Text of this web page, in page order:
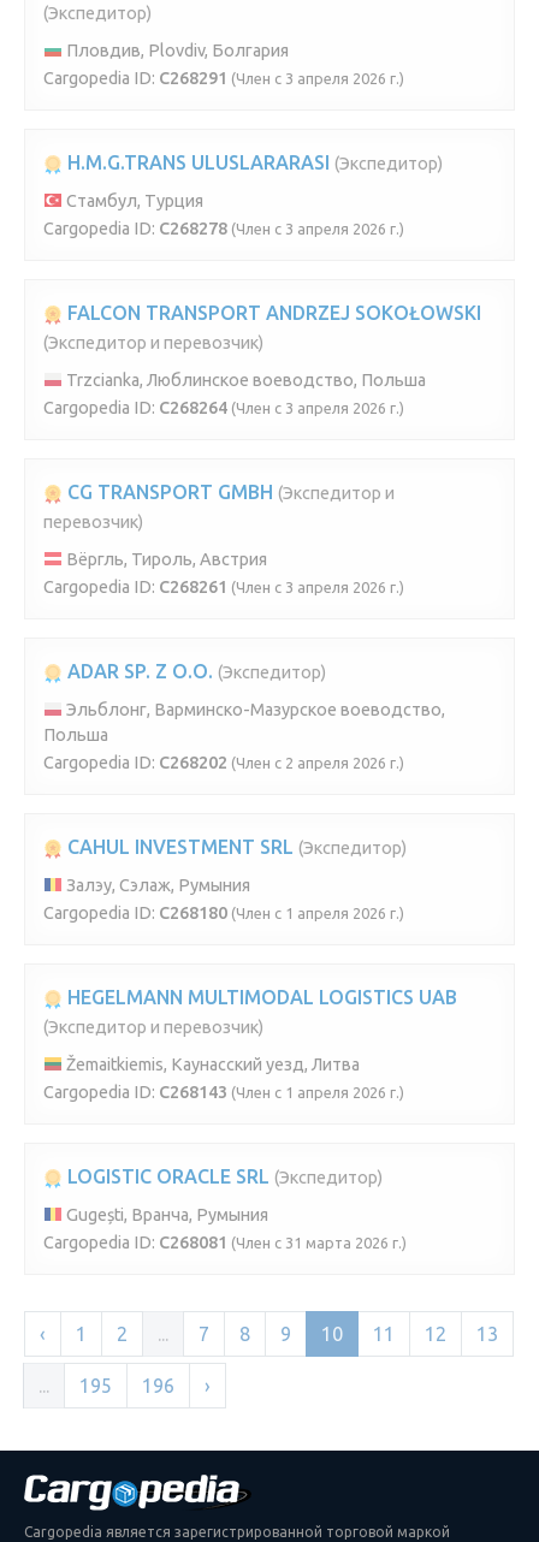
(Экспедитор)
Пловдив, Plovdiv, Болгария
Cargopedia ID: C268291 (Член с 3 апреля 2026 г.)
H.M.G.TRANS ULUSLARARASI (Экспедитор)
Стамбул, Турция
Cargopedia ID: C268278 (Член с 3 апреля 2026 г.)
FALCON TRANSPORT ANDRZEJ SOKOŁOWSKI
(Экспедитор и перевозчик)
Trzcianka, Люблинское воеводство, Польша
Cargopedia ID: C268264 (Член с 3 апреля 2026 г.)
CG TRANSPORT GMBH (Экспедитор и
перевозчик)
Вёргль, Тироль, Австрия
Cargopedia ID: C268261 (Член с 3 апреля 2026 г.)
ADAR SP. Z O.O. (Экспедитор)
Эльблонг, Варминско-Мазурское воеводство,
Польша
Cargopedia ID: C268202 (Член с 2 апреля 2026 г.)
CAHUL INVESTMENT SRL (Экспедитор)
Залэу, Сэлаж, Румыния
Cargopedia ID: C268180 (Член с 1 апреля 2026 г.)
HEGELMANN MULTIMODAL LOGISTICS UAB
(Экспедитор и перевозчик)
Žemaitkiemis, Каунасский уезд, Литва
Cargopedia ID: C268143 (Член с 1 апреля 2026 г.)
LOGISTIC ORACLE SRL (Экспедитор)
Gugești, Вранча, Румыния
Cargopedia ID: C268081 (Член с 31 марта 2026 г.)
‹ 1 2 ... 7 8 9 10 11 12 13
... 195 196 ›
Cargopedia является зарегистрированной торговой маркой